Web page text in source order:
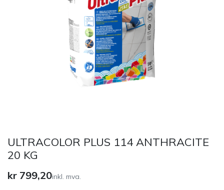
ULTRACOLOR PLUS 114 ANTHRACITE
20 KG
kr 799,20inkl. mva.